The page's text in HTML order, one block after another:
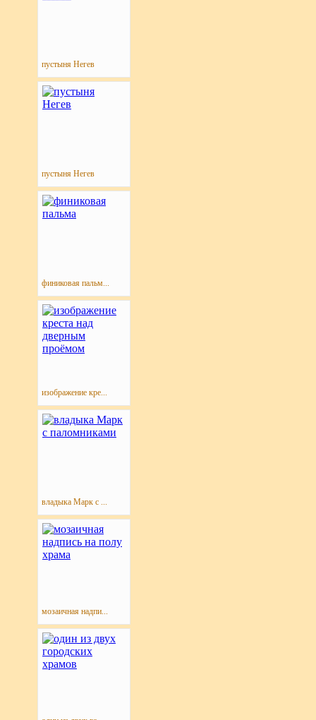
пустыня Негев
пустыня Негев
финиковая пальм...
изображение кре...
владыка Марк с ...
мозаичная надпи...